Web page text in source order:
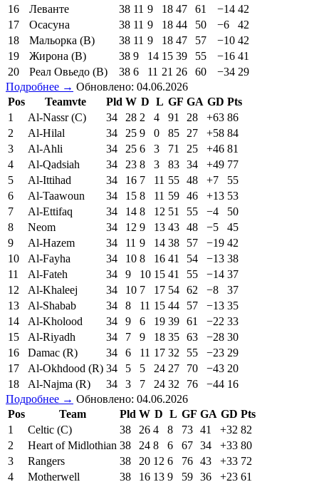
16
Леванте 38 11 9 18 47 61 −14 42
17
Осасуна 38 11 9 18 44 50 −6
42
18
Мальорка (В) 38 11 9 18 47 57 −10 42
19
Жирона (В) 38 9 14 15 39 55 −16 41
20
Реал Овьедо (В) 38 6 11 21 26 60 −34 29
Подробнее → Обновлено: 04.06.2026
Pos
Teamvte Pld W D L GF GA GD Pts
1
Al-Nassr (C) 34 28 2 4 91 28 +63 86
2
Al-Hilal 34 25 9 0 85 27 +58 84
3
Al-Ahli 34 25 6 3 71 25 +46 81
4
Al-Qadsiah 34 23 8 3 83 34 +49 77
5
Al-Ittihad 34 16 7 11 55 48 +7
55
6
Al-Taawoun 34 15 8 11 59 46 +13 53
7
Al-Ettifaq 34 14 8 12 51 55 −4
50
8
Neom 34 12 9 13 43 48 −5
45
9
Al-Hazem 34 11 9 14 38 57 −19 42
10
Al-Fayha 34 10 8 16 41 54 −13 38
11
Al-Fateh 34 9 10 15 41 55 −14 37
12
Al-Khaleej 34 10 7 17 54 62 −8
37
13
Al-Shabab 34 8 11 15 44 57 −13 35
14
Al-Kholood 34 9 6 19 39 61 −22 33
15
Al-Riyadh 34 7 9 18 35 63 −28 30
16
Damac (R) 34 6 11 17 32 55 −23 29
17
Al-Okhdood (R) 34 5 5 24 27 70 −43 20
18
Al-Najma (R) 34 3 7 24 32 76 −44 16
Подробнее → Обновлено: 04.06.2026
Pos
Team Pld W D L GF GA GD Pts
1
Celtic (C) 38 26 4 8 73 41 +32 82
2
Heart of Midlothian 38 24 8 6 67 34 +33 80
3
Rangers 38 20 12 6 76 43 +33 72
4
Motherwell 38 16 13 9 59 36 +23 61